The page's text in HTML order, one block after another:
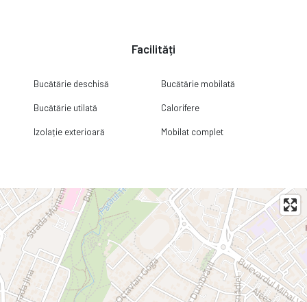
Facilități
Bucătărie deschisă Bucătărie mobilată
Bucătărie utilată Calorifere
Izolație exterioară Mobilat complet